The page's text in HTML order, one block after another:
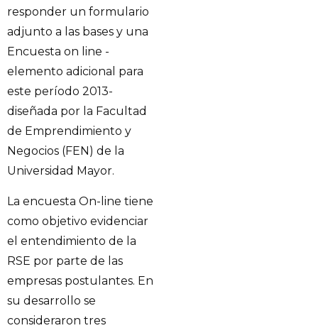
responder un formulario
adjunto a las bases y una
Encuesta on line -
elemento adicional para
este período 2013-
diseñada por la Facultad
de Emprendimiento y
Negocios (FEN) de la
Universidad Mayor.
La encuesta On-line tiene
como objetivo evidenciar
el entendimiento de la
RSE por parte de las
empresas postulantes. En
su desarrollo se
consideraron tres